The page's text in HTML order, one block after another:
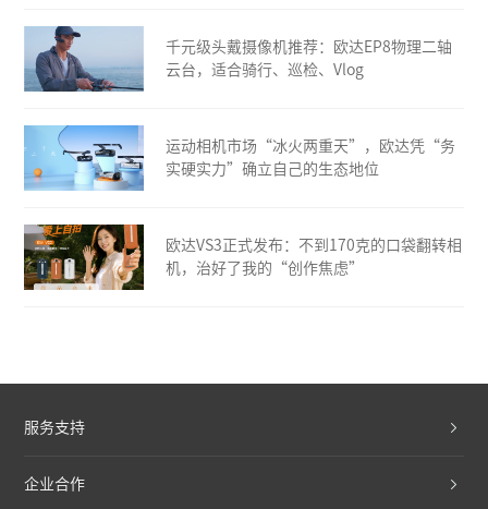
千元级头戴摄像机推荐：欧达EP8物理二轴
云台，适合骑行、巡检、Vlog
运动相机市场“冰火两重天”，欧达凭“务
实硬实力”确立自己的生态地位
欧达VS3正式发布：不到170克的口袋翻转相
机，治好了我的“创作焦虑”
服务支持
企业合作